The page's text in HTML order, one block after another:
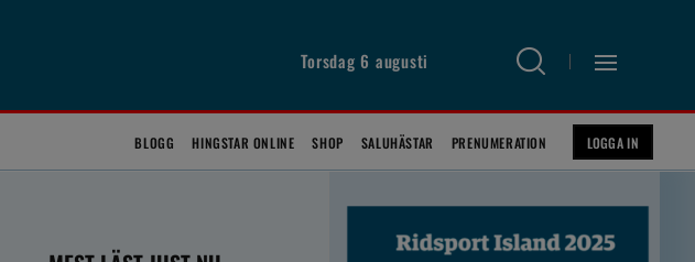
Torsdag 6 augusti
BLOGG HINGSTAR ONLINE SHOP SALUHÄSTAR PRENUMERATION LOGGA IN